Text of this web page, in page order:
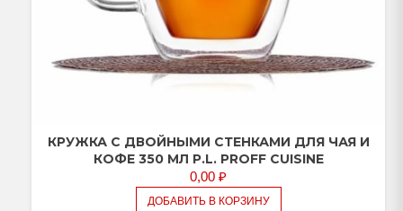
КРУЖКА С ДВОЙНЫМИ СТЕНКАМИ ДЛЯ ЧАЯ И
КОФЕ 350 МЛ P.L. PROFF CUISINE
0,00 ₽
ДОБАВИТЬ В КОРЗИНУ